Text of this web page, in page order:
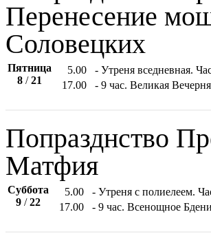
Перенесение
Соловецких
Пятница
8 /21
5.00
- Утреня вседневная.
17.00
- 9 час. Великая
Попразднство
Матфия
Суббота
9 /22
5.00
- Утреня с полиелеем.
17.00
- 9 час. Всенощное